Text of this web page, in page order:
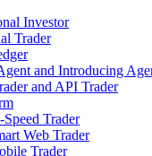
Investor
Trader
and Introducing
and API Trader
Trader
Web Trader
Trader